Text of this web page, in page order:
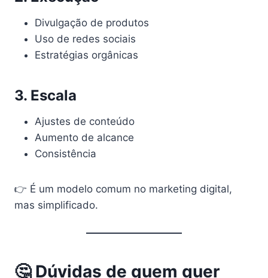
Divulgação de produtos
Uso de redes sociais
Estratégias orgânicas
3. Escala
Ajustes de conteúdo
Aumento de alcance
Consistência
👉 É um modelo comum no marketing digital,
mas simplificado.
🤔 Dúvidas de quem quer